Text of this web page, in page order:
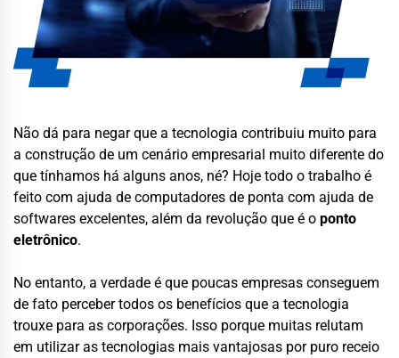
Não dá para negar que a tecnologia contribuiu muito para
a construção de um cenário empresarial muito diferente do
que tínhamos há alguns anos, né? Hoje todo o trabalho é
feito com ajuda de computadores de ponta com ajuda de
softwares excelentes, além da revolução que é o ponto
eletrônico.
No entanto, a verdade é que poucas empresas conseguem
de fato perceber todos os benefícios que a tecnologia
trouxe para as corporações. Isso porque muitas relutam
em utilizar as tecnologias mais vantajosas por puro receio